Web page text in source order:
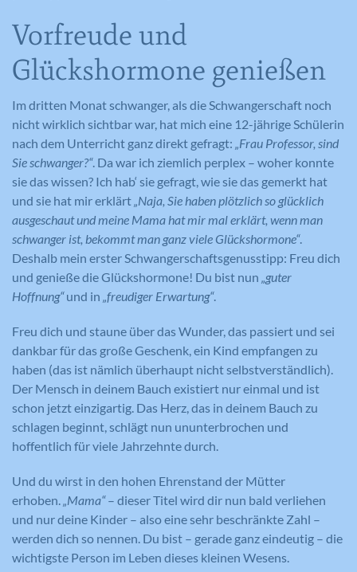
Vorfreude und
Glückshormone genießen
Im dritten Monat schwanger, als die Schwangerschaft noch
nicht wirklich sichtbar war, hat mich eine 12-jährige Schülerin
nach dem Unterricht ganz direkt gefragt: „Frau Professor, sind
Sie schwanger?“. Da war ich ziemlich perplex – woher konnte
sie das wissen? Ich hab‘ sie gefragt, wie sie das gemerkt hat
und sie hat mir erklärt„Naja, Sie haben plötzlich so glücklich
ausgeschaut und meine Mama hat mir mal erklärt, wenn man
schwanger ist, bekommt man ganz viele Glückshormone“.
Deshalb mein erster Schwangerschaftsgenusstipp: Freu dich
und genieße die Glückshormone! Du bist nun „guter
Hoffnung“und in „freudiger Erwartung“.
Freu dich und staune über das Wunder, das passiert und sei
dankbar für das große Geschenk, ein Kind empfangen zu
haben (das ist nämlich überhaupt nicht selbstverständlich).
Der Mensch in deinem Bauch existiert nur einmal und ist
schon jetzt einzigartig. Das Herz, das in deinem Bauch zu
schlagen beginnt, schlägt nun ununterbrochen und
hoffentlich für viele Jahrzehnte durch.
Und du wirst in den hohen Ehrenstand der Mütter
erhoben.„Mama“– dieser Titel wird dir nun bald verliehen
und nur deine Kinder – also eine sehr beschränkte Zahl –
werden dich so nennen. Du bist – gerade ganz eindeutig – die
wichtigste Person im Leben dieses kleinen Wesens.